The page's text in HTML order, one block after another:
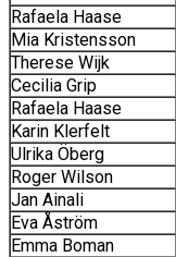
Rafaela Haase
Mia Kristensson
Therese Wijk
Cecilia Grip
Rafaela Haase
Karin Klerfelt
Ulrika Öberg
Roger Wilson
Jan Ainali
Eva Åström
Emma Boman